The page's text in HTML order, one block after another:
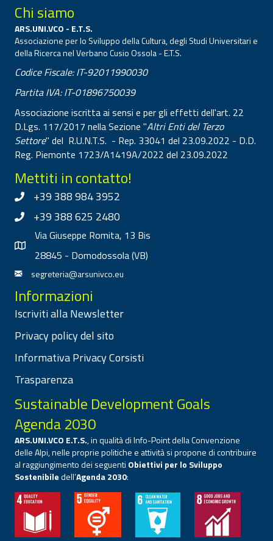
Chi siamo
ARS.UNI.VCO - E.T.S.
Associazione per lo Sviluppo della Cultura, degli Studi Universitari e
della Ricerca nel Verbano Cusio Ossola - E.T.S.
Codice Fiscale: IT-92011990030
Partita IVA: IT-01896750039
Associazione iscritta ai sensi e per gli effetti dell'art. 22
D.Lgs. 117/2017 nella Sezione "Altri Enti del Terzo
Settore" del R.U.N.T.S. - Rep. 33041 del 23.09.2022 - D.D.
Reg. Piemonte 1723/A1419A/2022 del 23.09.2022
Mettiti in contatto!
+39 388 984 3952
+39 388 625 2480
Via Giuseppe Romita, 13 Bis
28845 - Domodossola (VB)
segreteria@arsunivco.eu
Informazioni
Iscriviti alla Newsletter
Privacy policy del sito
Informativa Privacy Corsisti
Trasparenza
Sustainable Development Goals
Agenda 2030
ARS.UNI.VCO E.T.S., in qualità di Info-Point della Convenzione
delle Alpi, nelle proprie politiche e attività si propone di contribuire
al raggiungimento dei seguenti Obiettivi per lo Sviluppo
Sostenibiledell’Agenda 2030: